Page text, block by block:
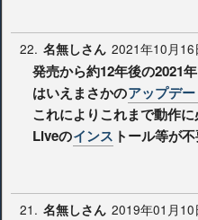
22. 名無しさん 2021年10月
発売から約12年後の2021
はいえまさかのアップデー
これによりこれまで動作
Liveのインス トール等が
21. 名無しさん 2019年01月